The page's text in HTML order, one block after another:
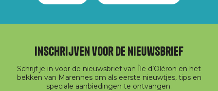
Inschrijven voor de nieuwsbrief
Schrijf je in voor de nieuwsbrief van Île d’Oléron en het
bekken van Marennes om als eerste nieuwtjes, tips en
speciale aanbiedingen te ontvangen.